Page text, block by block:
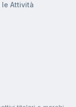
le Attività